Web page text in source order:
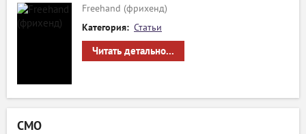
Freehand (фрихенд)
Категория: Статьи
Читать детально...
CMO